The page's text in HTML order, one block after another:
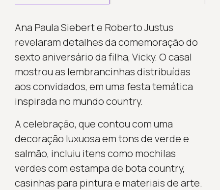
Ana Paula Siebert e Roberto Justus
revelaram detalhes da comemoração do
sexto aniversário da filha, Vicky. O casal
mostrou as lembrancinhas distribuídas
aos convidados, em uma festa temática
inspirada no mundo country.
A celebração, que contou com uma
decoração luxuosa em tons de verde e
salmão, incluiu itens como mochilas
verdes com estampa de bota country,
casinhas para pintura e materiais de arte.